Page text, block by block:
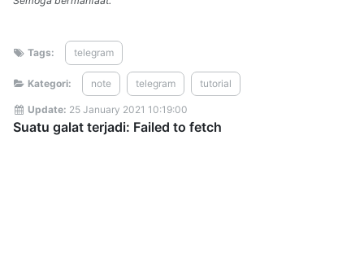
Tags: telegram
Kategori: note telegram tutorial
Update: 25 January 2021 10:19:00